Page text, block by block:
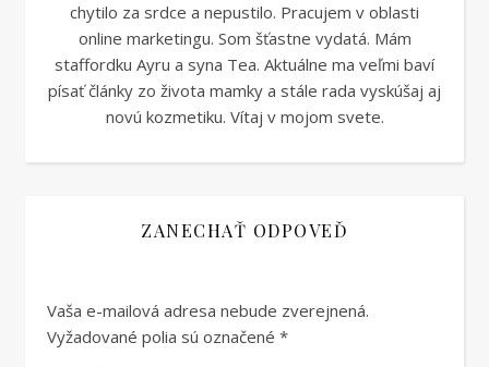
chytilo za srdce a nepustilo. Pracujem v oblasti
online marketingu. Som šťastne vydatá. Mám
staffordku Ayru a syna Tea. Aktuálne ma veľmi baví
písať články zo života mamky a stále rada vyskúšaj aj
novú kozmetiku. Vítaj v mojom svete.
ZANECHAŤ ODPOVEĎ
Vaša e-mailová adresa nebude zverejnená.
Vyžadované polia sú označené *